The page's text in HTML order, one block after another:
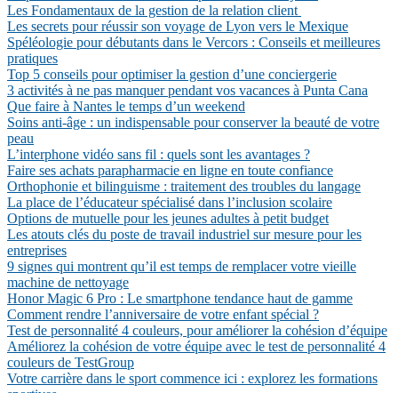
Les Fondamentaux de la gestion de la relation client
Les secrets pour réussir son voyage de Lyon vers le Mexique
Spéléologie pour débutants dans le Vercors : Conseils et meilleures
pratiques
Top 5 conseils pour optimiser la gestion d’une conciergerie
3 activités à ne pas manquer pendant vos vacances à Punta Cana
Que faire à Nantes le temps d’un weekend
Soins anti-âge : un indispensable pour conserver la beauté de votre
peau
L’interphone vidéo sans fil : quels sont les avantages ?
Faire ses achats parapharmacie en ligne en toute confiance
Orthophonie et bilinguisme : traitement des troubles du langage
La place de l’éducateur spécialisé dans l’inclusion scolaire
Options de mutuelle pour les jeunes adultes à petit budget
Les atouts clés du poste de travail industriel sur mesure pour les
entreprises
9 signes qui montrent qu’il est temps de remplacer votre vieille
machine de nettoyage
Honor Magic 6 Pro : Le smartphone tendance haut de gamme
Comment rendre l’anniversaire de votre enfant spécial ?
Test de personnalité 4 couleurs, pour améliorer la cohésion d’équipe
Améliorez la cohésion de votre équipe avec le test de personnalité 4
couleurs de TestGroup
Votre carrière dans le sport commence ici : explorez les formations